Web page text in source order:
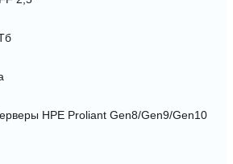
HPE Proliant Gen8/Gen9/Gen10